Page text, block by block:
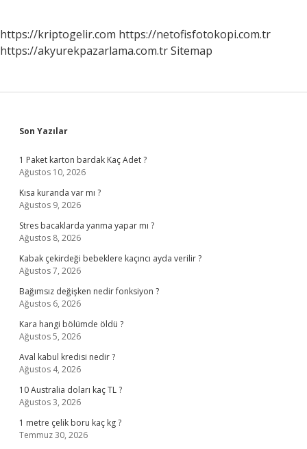
https://kriptogelir.com https://netofisfotokopi.com.tr
https://akyurekpazarlama.com.trSitemap
Sidebar
Son Yazılar
1 Paket karton bardak Kaç Adet ?
Ağustos 10, 2026
Kısa kuranda var mı ?
Ağustos 9, 2026
Stres bacaklarda yanma yapar mı ?
Ağustos 8, 2026
Kabak çekirdeği bebeklere kaçıncı ayda verilir ?
Ağustos 7, 2026
Bağımsız değişken nedir fonksiyon ?
Ağustos 6, 2026
Kara hangi bölümde öldü ?
Ağustos 5, 2026
Aval kabul kredisi nedir ?
Ağustos 4, 2026
10 Australia doları kaç TL ?
Ağustos 3, 2026
1 metre çelik boru kaç kg ?
Temmuz 30, 2026